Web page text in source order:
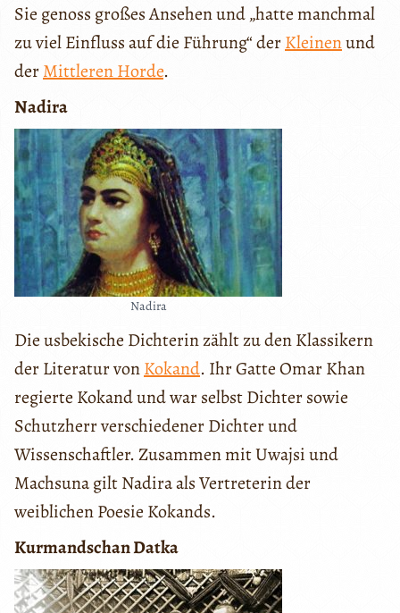
Sie genoss großes Ansehen und „hatte manchmal
zu viel Einfluss auf die Führung“ derKleinenund
derMittleren Horde.
Nadira
Nadira
Die usbekische Dichterin zählt zu den Klassikern
der Literatur vonKokand. Ihr Gatte Omar Khan
regierte Kokand und war selbst Dichter sowie
Schutzherr verschiedener Dichter und
Wissenschaftler. Zusammen mit Uwajsi und
Machsuna gilt Nadira als Vertreterin der
weiblichen Poesie Kokands.
Kurmandschan Datka